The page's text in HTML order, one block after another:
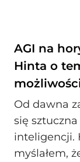
AGI na
Hinta o
Od dawna
się
inteligencji.
myślałem,